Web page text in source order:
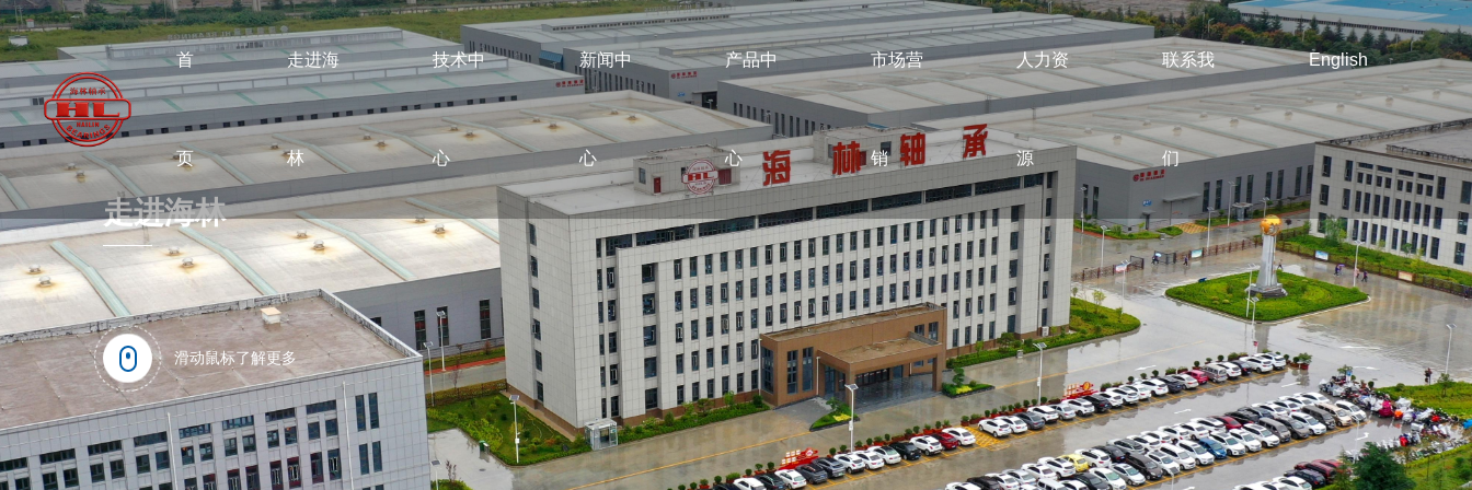
首
页
走进海
林
技术中
心
新闻中
心
产品中
心
市场营
销
人力资
源
联系我
们
English
走进海林
滑动鼠标了解更多